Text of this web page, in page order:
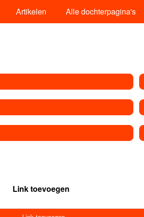
Artikelen Alle dochterpagina's
Link toevoegen